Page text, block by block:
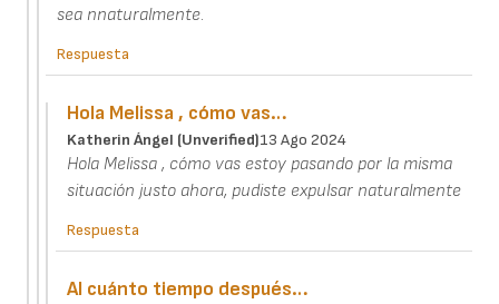
sea nnaturalmente.
Respuesta
Hola Melissa , cómo vas…
Katherin Ángel (unverified)13 Ago 2024
Hola Melissa , cómo vas estoy pasando por la misma
situación justo ahora, pudiste expulsar naturalmente
Respuesta
Al cuánto tiempo después…